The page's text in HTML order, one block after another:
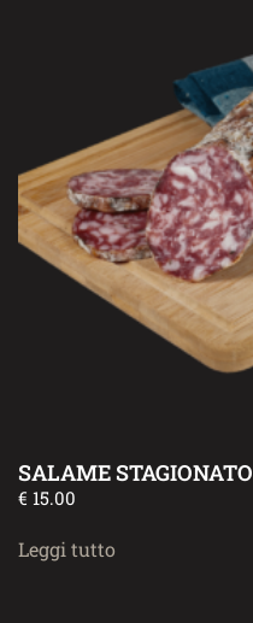
SALAME STAGIONATO
€ 15.00
Leggi tutto